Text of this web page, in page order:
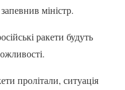
міністр.
ракети будуть
пролітали, ситуація